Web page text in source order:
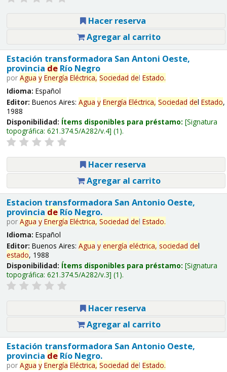
Hacer reserva
Agregar al carrito
Estación transformadora San Antoni Oeste,
provincia deRío Negro
por Agua y Energía Eléctrica, Sociedad del Estado.
Idioma: Español
Editor: Buenos Aires: Agua y Energía Eléctrica, Sociedad del Estado,
1988
Disponibilidad: Ítems disponibles para préstamo: Signatura
topográfica: 621.374.5/A282/v.4 (1).
Hacer reserva
Agregar al carrito
Estacion transformadora San Antonio Oeste,
provincia deRío Negro.
por Agua y Energía Eléctrica, Sociedad del Estado.
Idioma: Español
Editor: Buenos Aires: Agua y energía eléctrica, sociedad del
estado, 1988
Disponibilidad: Ítems disponibles para préstamo: Signatura
topográfica: 621.374.5/A282/v.3 (1).
Hacer reserva
Agregar al carrito
Estación transformadora San Antonio Oeste,
provincia deRío Negro.
por Agua y Energía Eléctrica, Sociedad del Estado.